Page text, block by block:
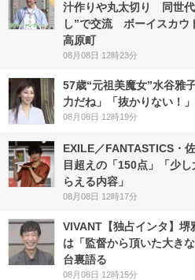
汁作りや丸太切り 同世
し”で交流 ボーイスカ
高原町
08月08日 12時23分
57歳“元祖美魔女”水谷雅
力だね」「抜かりない！
08月08日 12時19分
EXILE／FANTASTICS・
目超えの「150点」「少
らえる内容」
08月08日 12時17分
VIVANT【独占インタ】
は「監督から頂いた大き
台裏語る
08月08日 12時15分